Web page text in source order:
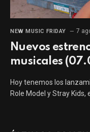
NEW MUSIC FRIDAY 7
Nuevos
musicales
Hoy tenemos los
Role Model y Stray Kids,